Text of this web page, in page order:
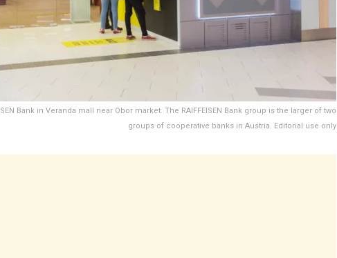
Bank in Veranda mall near Obor market. The RAIFFEISEN Bank group is the larger of two
groups of cooperative banks in Austria. Editorial use only